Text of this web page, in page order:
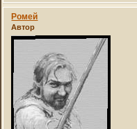
Ромей
Автор